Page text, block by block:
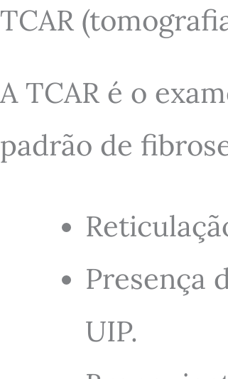
TCAR
A TCAR é o
padrão de
Presença
UIP.